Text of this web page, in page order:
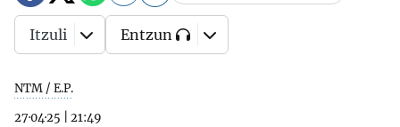
NTM / E.P.
27·04·25
21:49
Itzuli Entzun